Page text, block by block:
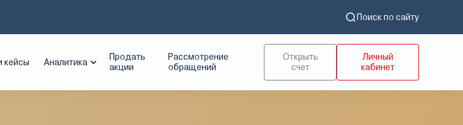
Поиск по сайту
кейсы Аналитика
Продать
акции
Рассмотрение
обращений
Открыть
счет
Личный
кабинет